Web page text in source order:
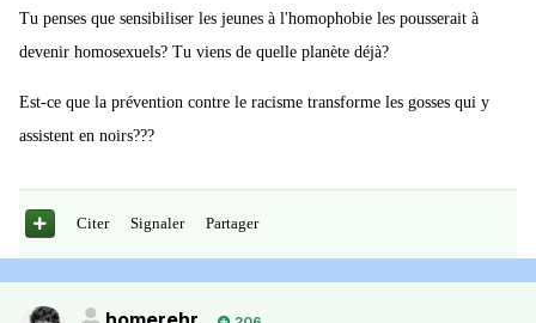
Tu penses que sensibiliser les jeunes à l'homophobie les pousserait à
devenir homosexuels? Tu viens de quelle planète déjà?
Est-ce que la prévention contre le racisme transforme les gosses qui y
assistent en noirs???
Citer Signaler Partager